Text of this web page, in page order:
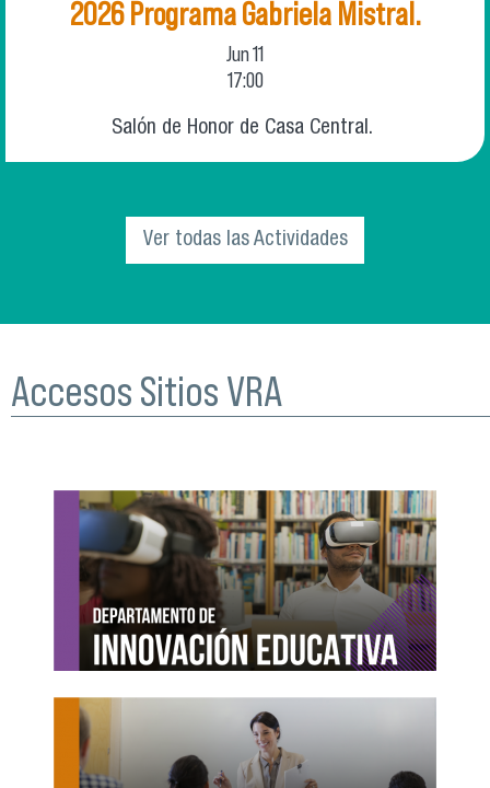
2026 Programa Gabriela Mistral.
Jun11
17:00
Salón de Honor de Casa Central.
Ver todas las Actividades
Accesos Sitios VRA